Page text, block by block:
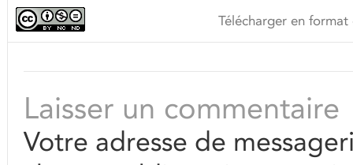
Télécharger en
Laisser un commentaire
Votre adresse de